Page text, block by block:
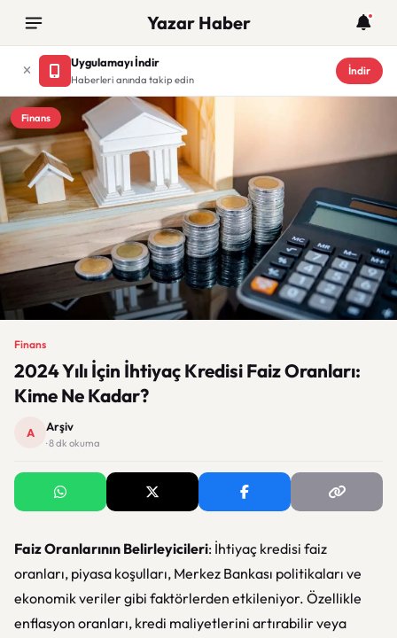
Yazar Haber
Uygulamayı İndir
Haberleri anında takip edin
İndir
Finans
Finans
2024 Yılı İçin İhtiyaç Kredisi Faiz Oranları:
Kime Ne Kadar?
A Arşiv
· 8 dk okuma
Faiz Oranlarının Belirleyicileri: İhtiyaç kredisi faiz
oranları, piyasa koşulları, Merkez Bankası politikaları ve
ekonomik veriler gibi faktörlerden etkileniyor. Özellikle
enflasyon oranları, kredi maliyetlerini artırabilir veya